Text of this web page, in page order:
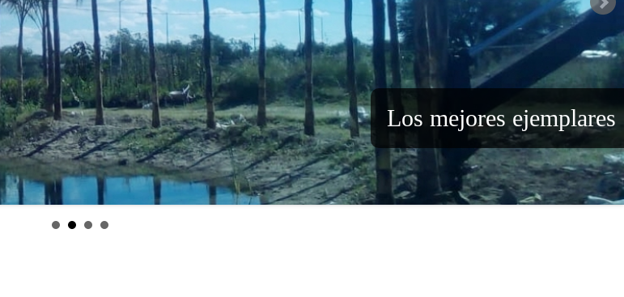
Los mejores ejemplares